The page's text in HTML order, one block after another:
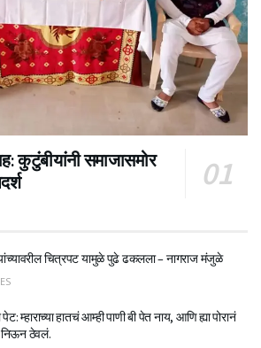
कुटुंबीयांनी समाजासमोर
चित्रपट यामुळे पुढे ढकलला – नागराज मंजुळे
म्हाराच्या हातचं आम्ही पाणी बी पेत नाय, आणि ह्या पोरानं
निऊन ठेवलं.